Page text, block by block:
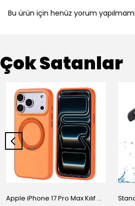
Bu ürün için henüz yorum
Çok Satanlar
Apple iPhone 17 Pro Max Kılıf M-Safe Şarj Özellikli Standlı Zore Proton Silikon Kapak